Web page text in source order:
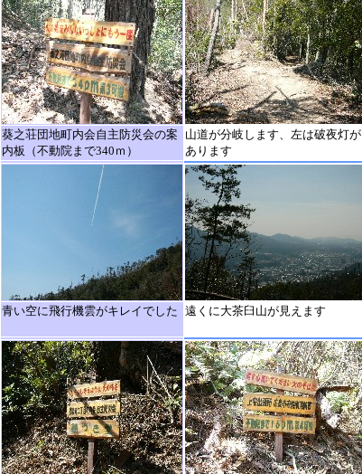
葵之荘団地町内会自主防災会の案
内板（不動院まで340ｍ）
山道が分岐します、左は破夜灯が
あります
青い空に飛行機雲がキレイでした 遠くに大茶臼山が見えます